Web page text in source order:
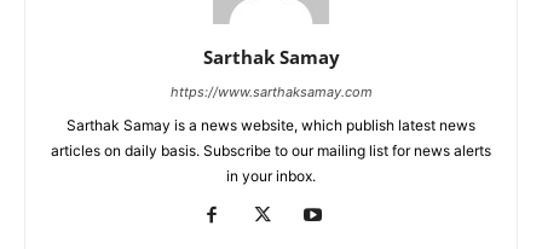
Sarthak Samay
https://www.sarthaksamay.com
Sarthak Samay is a news website, which publish latest news
articles on daily basis. Subscribe to our mailing list for news alerts
in your inbox.